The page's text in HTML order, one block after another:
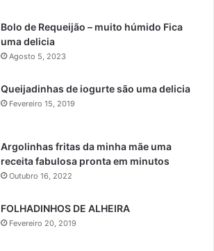
Bolo de Requeijão – muito húmido Fica
uma delicia
Agosto 5, 2023
Queijadinhas de iogurte são uma delicia
Fevereiro 15, 2019
Argolinhas fritas da minha mãe uma
receita fabulosa pronta em minutos
Outubro 16, 2022
FOLHADINHOS DE ALHEIRA
Fevereiro 20, 2019